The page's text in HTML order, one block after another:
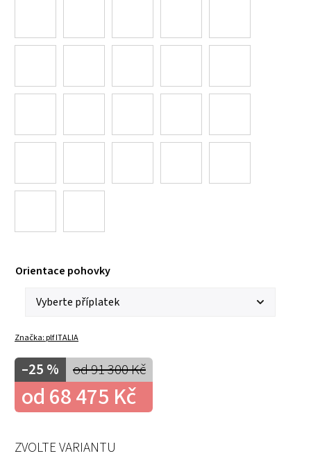
Orientace pohovky
Značka:plf ITALIA
od 91 300 Kč
–25 %
od68 475 Kč
ZVOLTE VARIANTU